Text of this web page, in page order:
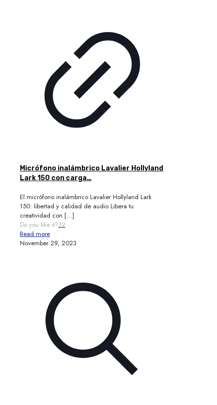
Micrófono inalámbrico Lavalier Hollyland
Lark 150 con carga…
El micrófono inalámbrico Lavalier Hollyland Lark
150: libertad y calidad de audio Libera tu
creatividad con […]
Do you like it?32
Read more
November 29, 2023